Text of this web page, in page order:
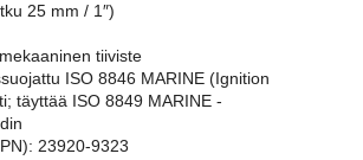
25 mm / 1″)
tiiviste
ISO 8846 MARINE (Ignition
täyttää ISO 8849 MARINE -
23920-9323